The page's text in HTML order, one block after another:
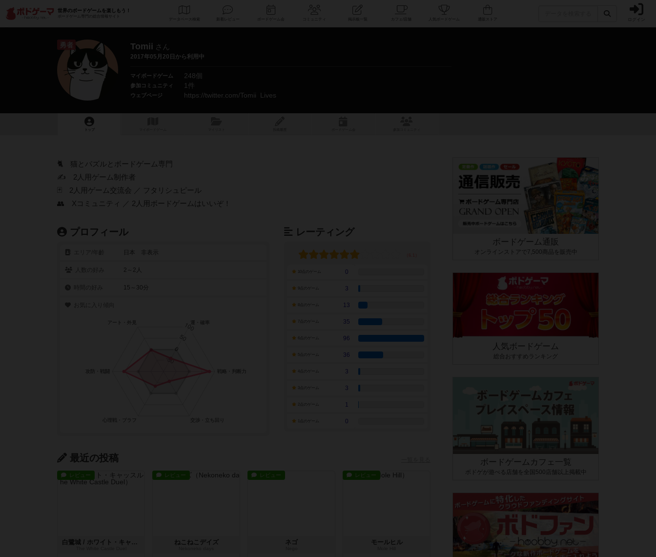
世界のボードゲームを楽しもう！
ボードゲーム専門の総合情報サイト
データベース コミュニティ 人気ボードゲーム ログイン
勇者 Tomii さん
2017年05月20日から利用中
マイボードゲーム 248個
参加コミュニティ 1件
ウェブページ https://twitter.com/Tomii_Lives
トップ
🐈 猫とパズルとボードゲーム専門
✍️ 2人用ゲーム制作者
🃏 2人用ゲーム交流会 ／ フタリシュピール
👥 Xコミュニティ ／ 2人用ボードゲームはいいぞ！
プロフィール
日本 非表示
2～2人
15～30分
レーティング
10点のゲーム 0
9点のゲーム 3
8点のゲーム 13
7点のゲーム 35
6点のゲーム 96
5点のゲーム 36
4点のゲーム 3
3点のゲーム 3
2点のゲーム 1
1点のゲーム 0
最近の投稿
レビュー
白鷺城 / ホワイト・キャッスル 対決
レビュー
ねこねこデイズ
レビュー
ネゴ
レビュー
モールヒル
ボードゲーム通販
オンラインストアで7,500商品を販売中
人気ボードゲーム
総合おすすめランキング
ボードゲームカフェ一覧
ボドゲが遊べる店舗を全国500店舗以上掲載中